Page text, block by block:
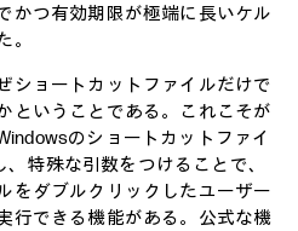
かつ有効期限が極端に長いケル
ショートカットファイルだけで
ということである。これこそが
のショートカットファイ
特殊な引数をつけることで、
をダブルクリックしたユーザー
行できる機能がある。公式な機